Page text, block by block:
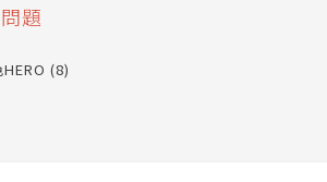
開通與資產合併申請圖文教學
併與書櫃開通申請
(8)